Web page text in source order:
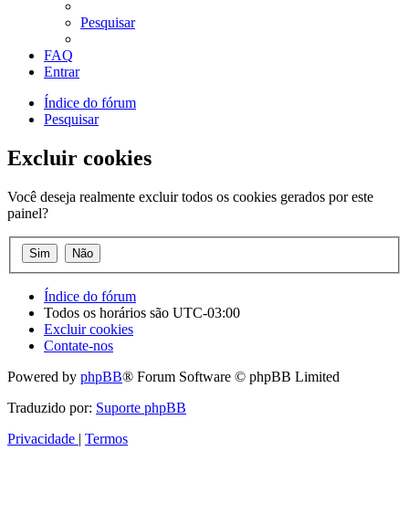
Pesquisar
FAQ
Entrar
Índice do fórum
Pesquisar
Excluir cookies
Você deseja realmente excluir todos os cookies gerados por este
painel?
Índice do fórum
Todos os horários são UTC-03:00
Excluir cookies
Contate-nos
Powered by phpBB® Forum Software © phpBB Limited
Traduzido por: Suporte phpBB
Privacidade | Termos